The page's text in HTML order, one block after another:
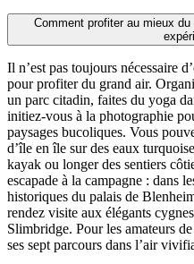
Comment profiter au mieux
Il n’est pas toujours nécessaire
pour profiter du grand air.
un parc citadin, faites du yoga
initiez-vous à la photographie
paysages bucoliques. Vous
d’île en île sur des eaux
kayak ou longer des sentiers
escapade à la campagne : dans
historiques du palais de
rendez visite aux élégants
Slimbridge. Pour les amateurs
ses sept parcours dans l’air